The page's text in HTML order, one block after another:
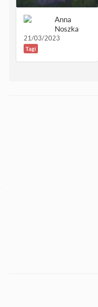
Anna
Noszka
21/03/2023
Tagi